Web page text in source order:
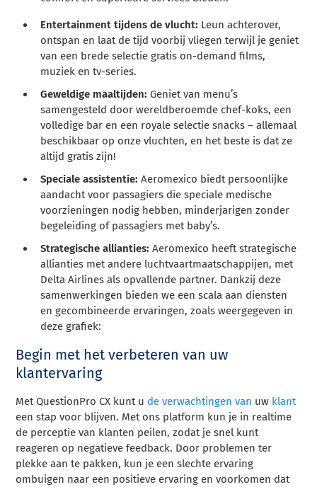
Entertainment tijdens de vlucht: Leun achterover,
ontspan en laat de tijd voorbij vliegen terwijl je geniet
van een brede selectie gratis on-demand films,
muziek en tv-series.
Geweldige maaltijden: Geniet van menu’s
samengesteld door wereldberoemde chef-koks, een
volledige bar en een royale selectie snacks – allemaal
beschikbaar op onze vluchten, en het beste is dat ze
altijd gratis zijn!
Speciale assistentie: Aeromexico biedt persoonlijke
aandacht voor passagiers die speciale medische
voorzieningen nodig hebben, minderjarigen zonder
begeleiding of passagiers met baby’s.
Strategische allianties:Aeromexico heeft strategische
allianties met andere luchtvaartmaatschappijen, met
Delta Airlines als opvallende partner. Dankzij deze
samenwerkingen bieden we een scala aan diensten
en gecombineerde ervaringen, zoals weergegeven in
deze grafiek:
Begin met het verbeteren van uw
klantervaring
Met QuestionPro CX kunt u de verwachtingen van uw klant
een stap voor blijven. Met ons platform kun je in realtime
de perceptie van klanten peilen, zodat je snel kunt
reageren op negatieve feedback. Door problemen ter
plekke aan te pakken, kun je een slechte ervaring
ombuigen naar een positieve ervaring en voorkomen dat